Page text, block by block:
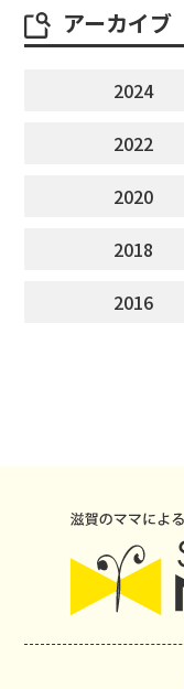
アーカイブ
2024
2022
2020
2018
2016